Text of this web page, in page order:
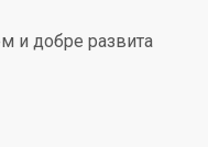
и добре развита